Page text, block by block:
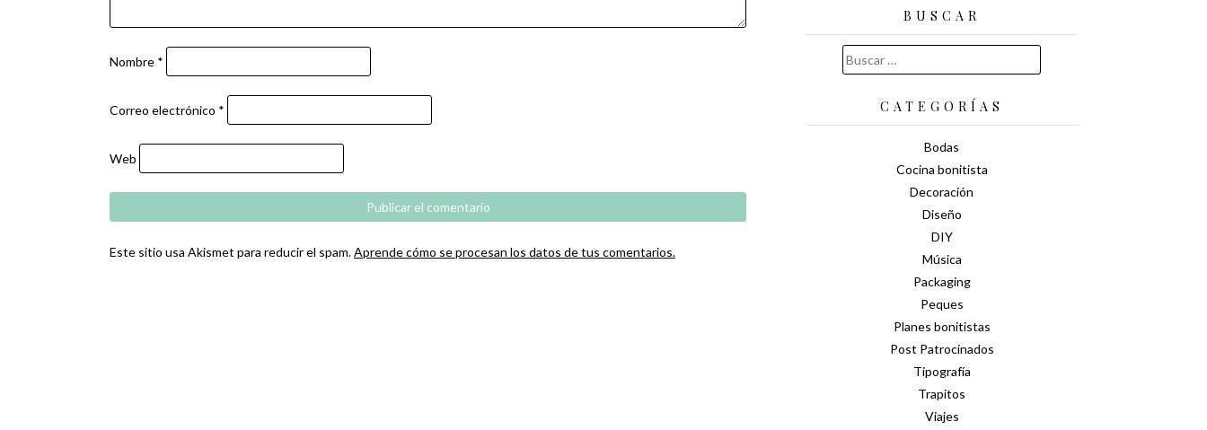
Nombre *
Correo electrónico *
Web
Este sitio usa Akismet para reducir el spam.Aprende cómo se procesan los datos de tus comentarios.
BUSCAR
Buscar:
CATEGORÍAS
Bodas
Cocina bonitista
Decoración
Diseño
DIY
Música
Packaging
Peques
Planes bonitistas
Post Patrocinados
Tipografía
Trapitos
Viajes